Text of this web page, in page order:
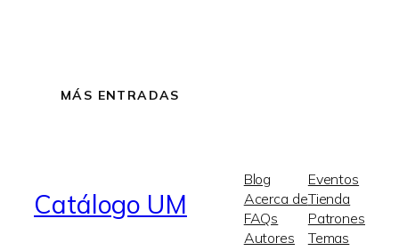
MÁS ENTRADAS
Catálogo UM
Blog
Acerca de
FAQs
Autores
Eventos
Tienda
Patrones
Temas